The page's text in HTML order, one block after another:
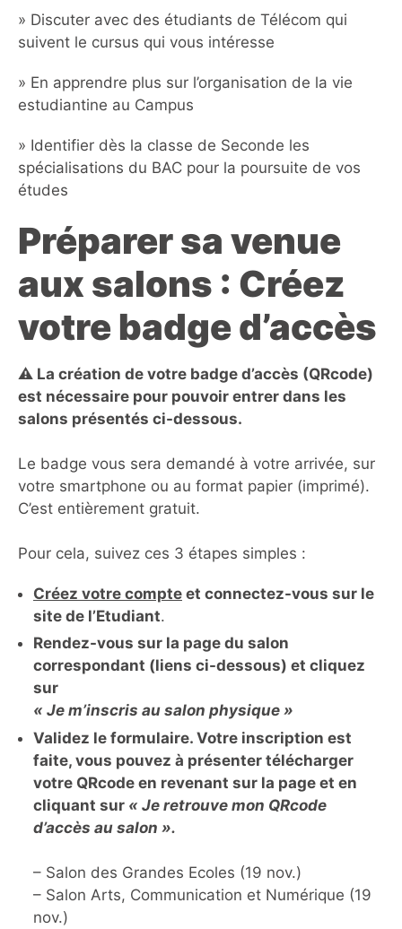
» Discuter avec des étudiants de Télécom qui
suivent le cursus qui vous intéresse
» En apprendre plus sur l’organisation de la vie
estudiantine au Campus
» Identifier dès la classe de Seconde les
spécialisations du BAC pour la poursuite de vos
études
Préparer sa venue
aux salons : Créez
votre badge d’accès
⚠️ La création de votre badge d’accès (QRcode)
est nécessaire pour pouvoir entrer dans les
salons présentés ci-dessous.
Le badge vous sera demandé à votre arrivée, sur
votre smartphone ou au format papier (imprimé).
C’est entièrement gratuit.
Pour cela, suivez ces 3 étapes simples :
Créez votre compte et connectez-vous sur le
site de l’Etudiant.
Rendez-vous sur la page du salon
correspondant (liens ci-dessous) et cliquez
sur
« Je m’inscris au salon physique »
Validez le formulaire. Votre inscription est
faite, vous pouvez à présenter télécharger
votre QRcode en revenant sur la page et en
cliquant sur « Je retrouve mon QRcode
d’accès au salon ».
– Salon des Grandes Ecoles (19 nov.)
– Salon Arts, Communication et Numérique (19
nov.)